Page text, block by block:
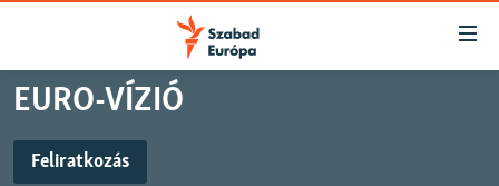
Akadálymentes
Ugrás
fő
oldalra
AKTUÁLIS
EURO-VÍZIÓ
Feliratkozás